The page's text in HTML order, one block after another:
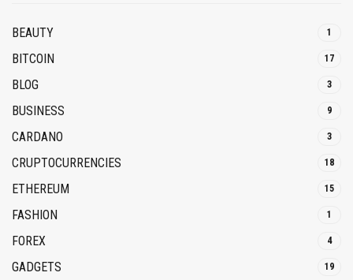
BEAUTY 1
BITCOIN 17
BLOG 3
BUSINESS 9
CARDANO 3
CRUPTOCURRENCIES 18
ETHEREUM 15
FASHION 1
FOREX 4
GADGETS 19